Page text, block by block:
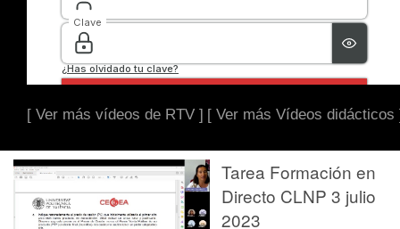
[ Ver más vídeos de RTV ] [ Ver más Vídeos didácticos
Tarea Formación en
Directo CLNP 3 julio
2023